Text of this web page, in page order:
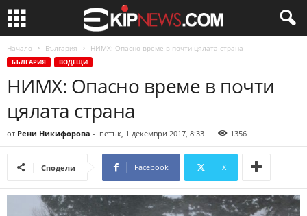
Начало България НИМХ: Опасно време в почти цялата страна
БЪЛГАРИЯ ВОДЕЩИ
НИМХ: Опасно време в почти
цялата страна
от Рени Никифорова - петък, 1 декември 2017, 8:33 1356
Сподели Facebook X